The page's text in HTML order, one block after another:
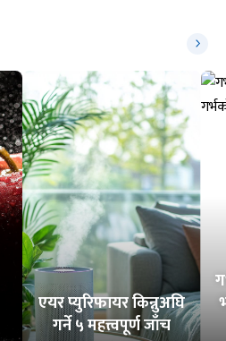
एयर प्युरिफायर किन्नुअघि
गर्ने ५ महत्त्वपूर्ण जाँच